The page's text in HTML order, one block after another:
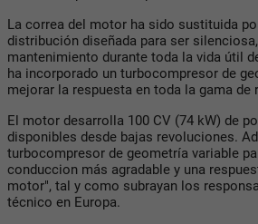
La correa del motor ha sido sustituida
distribución diseñada para ser
mantenimiento durante toda la vida útil
ha incorporado un turbocompresor de
mejorar la respuesta en toda la gama de
El motor desarrolla 100 CV (74 kW) de
disponibles desde bajas revoluciones.
turbocompresor de geometría variable
conduccion más agradable y una
motor", tal y como subrayan los
técnico en Europa.